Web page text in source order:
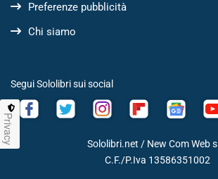
Preferenze pubblicità
Chi siamo
Segui Sololibri sui social
Sololibri.net / New Com Web
C.F./P.Iva 13586351002
Privacy